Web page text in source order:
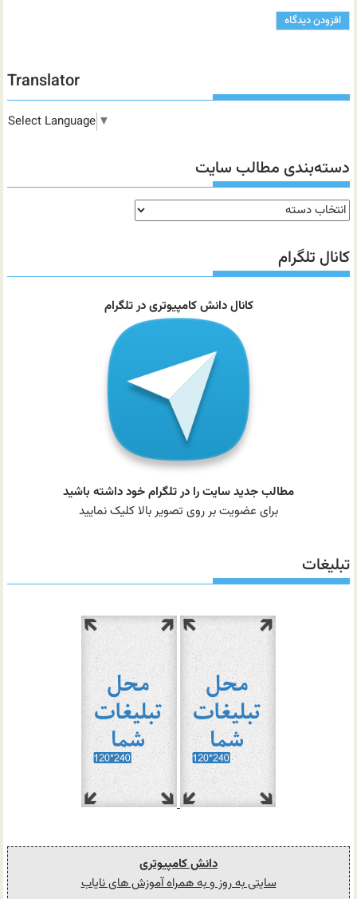
Translator
Select Language ▼
دسته‌بندی مطالب سایت
دسته‌بندی
مطالب
سایت
کانال تلگرام
کانال دانش کامپیوتری در تلگرام
مطالب جدید سایت را در تلگرام خود داشته باشید
برای عضویت بر روی تصویر بالا کلیک نمایید
تبلیغات
دانش کامپیوتری
سایتی به روز و به همراه آموزش های نایاب